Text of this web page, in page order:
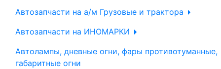
Автозапчасти на а/м Грузовые и трактора
Автозапчасти на ИНОМАРКИ
Автолампы, дневные огни, фары противотуманные,
габаритные огни